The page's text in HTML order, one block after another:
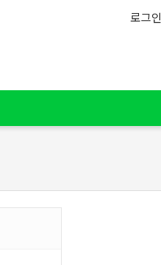
로그인